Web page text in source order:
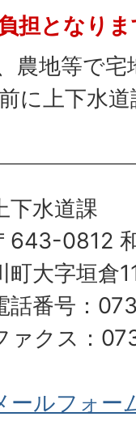
担となり
農地等で
に上下水
下水道課
643-0812
町大字垣倉
話番号：
ァクス：
ールフォー